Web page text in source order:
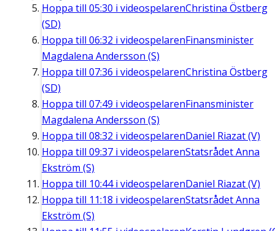
Hoppa till 05:30 i videospelarenChristina Östberg
(SD)
Hoppa till 06:32 i videospelarenFinansminister
Magdalena Andersson (S)
Hoppa till 07:36 i videospelarenChristina Östberg
(SD)
Hoppa till 07:49 i videospelarenFinansminister
Magdalena Andersson (S)
Hoppa till 08:32 i videospelarenDaniel Riazat (V)
Hoppa till 09:37 i videospelarenStatsrådet Anna
Ekström (S)
Hoppa till 10:44i videospelarenDaniel Riazat (V)
Hoppa till 11:18 i videospelarenStatsrådet Anna
Ekström (S)